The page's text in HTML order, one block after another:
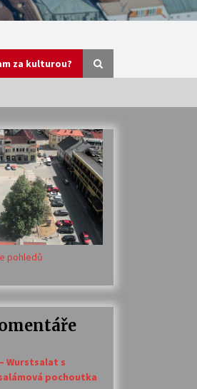
za kulturou?
ploty
pohledů
Wurstsalat s
pochoutka